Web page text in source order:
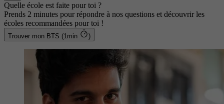
Quelle école est faite pour toi ?
Prends 2 minutes pour répondre à nos questions et découvrir les
écoles recommandées pour toi !
Trouver mon BTS (1min )